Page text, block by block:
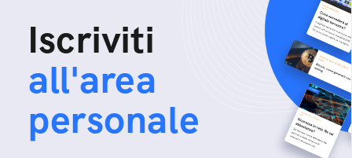
Iscriviti
all'area
personale